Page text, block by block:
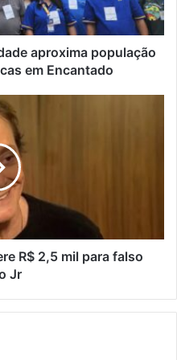
aproxima população
em Encantado
R$ 2,5 mil para falso
Jr